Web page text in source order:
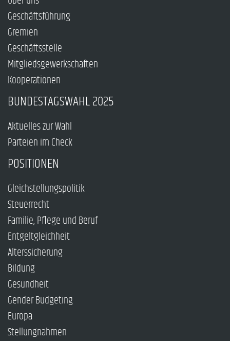
Geschäftsführung
Gremien
Geschäftsstelle
Mitgliedsgewerkschaften
Kooperationen
BUNDESTAGSWAHL 2025
Aktuelles zur Wahl
Parteien im Check
POSITIONEN
Gleichstellungspolitik
Steuerrecht
Familie, Pflege und Beruf
Entgeltgleichheit
Alterssicherung
Bildung
Gesundheit
Gender Budgeting
Europa
Stellungnahmen